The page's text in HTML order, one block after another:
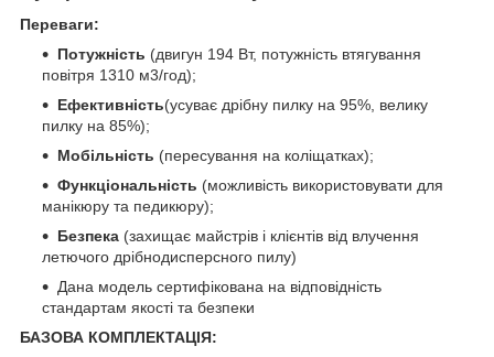
Переваги:
Потужність (двигун 194 Вт, потужність втягування
повітря 1310 м3/год);
Ефективність(усуває дрібну пилку на 95%, велику
пилку на 85%);
Мобільність (пересування на коліщатках);
Функціональність (можливість використовувати для
манікюру та педикюру);
Безпека (захищає майстрів і клієнтів від влучення
летючого дрібнодисперсного пилу)
Дана модель сертифікована на відповідність
стандартам якості та безпеки
БАЗОВА КОМПЛЕКТАЦІЯ: